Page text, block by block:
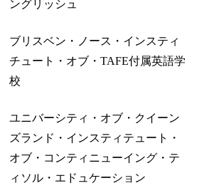
ングリッシュ
ブリスベン・ノース・インスティ
チュート・オブ・TAFE付属英語学
校
ユニバーシティ・オブ・クイーン
ズランド・インスティテュート・
オブ・コンティニューイング・テ
ィソル・エドュケーション